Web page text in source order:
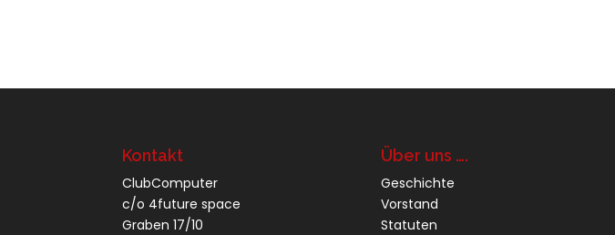
Kontakt
ClubComputer
c/o 4future space
Graben 17/10
Über uns ….
Geschichte
Vorstand
Statuten